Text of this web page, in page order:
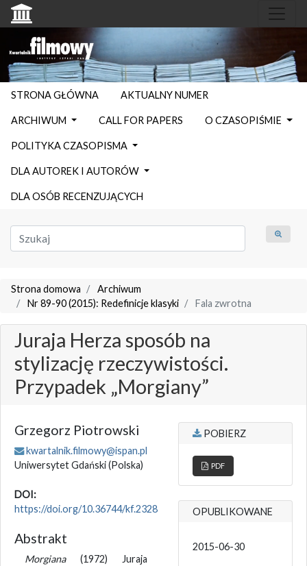
STRONA GŁÓWNA AKTUALNY NUMER
ARCHIWUM CALL FOR PAPERS O CZASOPIŚMIE
POLITYKA CZASOPISMA
DLA AUTOREK I AUTORÓW
DLA OSÓB RECENZUJĄCYCH
Strona domowa
Archiwum
Nr 89-90 (2015): Redefinicje klasyki
Fala zwrotna
Juraja Herza sposób na
stylizację rzeczywistości.
Przypadek „Morgiany”
Grzegorz Piotrowski
kwartalnik.filmowy@ispan.pl
Uniwersytet Gdański(Polska)
DOI:
https://doi.org/10.36744/kf.2328
Abstrakt
Morgiana(1972) Juraja
POBIERZ
PDF
OPUBLIKOWANE
2015-06-30